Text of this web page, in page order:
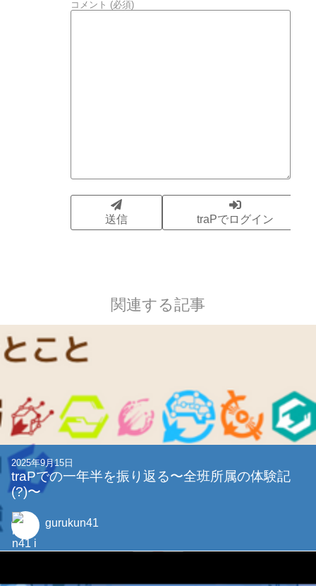
関連する記事
2025年9月15日
traPでの一年半を振り返る〜全班所属の体験記
(?)〜
gurukun41